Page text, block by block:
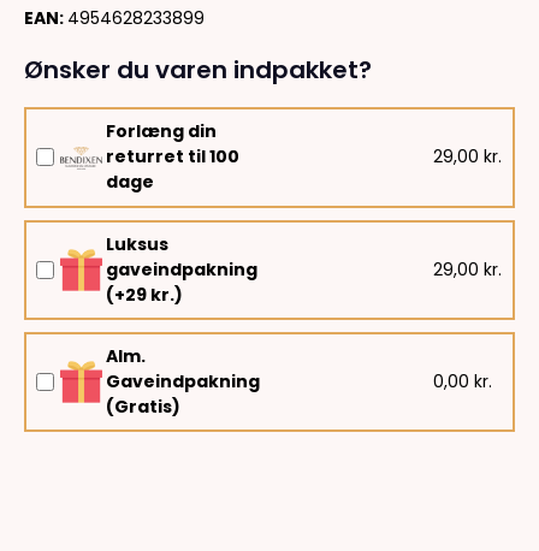
EAN: 4954628233899
Ønsker du varen indpakket?
Forlæng din
returret til 100
dage
29,00 kr.
Luksus
gaveindpakning
(+29 kr.)
29,00 kr.
Alm.
Gaveindpakning
(Gratis)
0,00 kr.